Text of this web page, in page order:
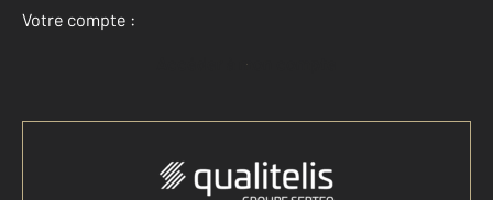
Votre compte :
Accéder à mon compte